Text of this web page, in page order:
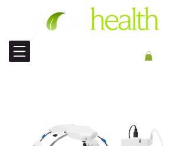
SPEDIZIONE INTERNAZIONALE